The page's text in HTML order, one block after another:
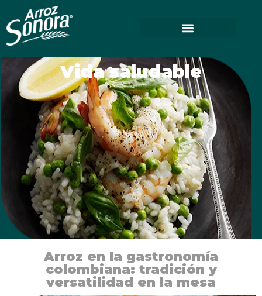
Vida saludable
Arroz en la gastronomía
colombiana: tradición y
versatilidad en la mesa